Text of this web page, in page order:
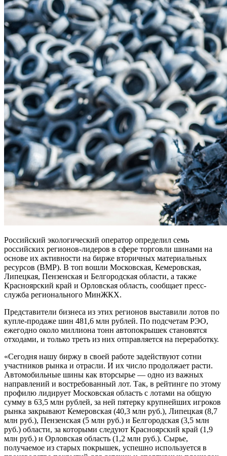
Российский экологический оператор определил семь
российских регионов-лидеров в сфере торговли шинами на
основе их активности на бирже вторичных материальных
ресурсов (ВМР). В топ вошли Московская, Кемеровская,
Липецкая, Пензенская и Белгородская области, а также
Красноярский край и Орловская область, сообщает пресс-
служба регионального МинЖКХ.
Представители бизнеса из этих регионов выставили лотов по
купле-продаже шин 481,6 млн рублей. По подсчетам РЭО,
ежегодно около миллиона тонн автопокрышек становятся
отходами, и только треть из них отправляется на переработку.
«Сегодня нашу биржу в своей работе задействуют сотни
участников рынка и отрасли. И их число продолжает расти.
Автомобильные шины как вторсырье — одно из важных
направлений и востребованный лот. Так, в рейтинге по этому
профилю лидирует Московская область с лотами на общую
сумму в 63,5 млн рублей, за ней пятерку крупнейших игроков
рынка закрывают Кемеровская (40,3 млн руб.), Липецкая (8,7
млн руб.), Пензенская (5 млн руб.) и Белгородская (3,5 млн
руб.) области, за которыми следуют Красноярский край (1,9
млн руб.) и Орловская область (1,2 млн руб.). Сырье,
получаемое из старых покрышек, успешно используется в